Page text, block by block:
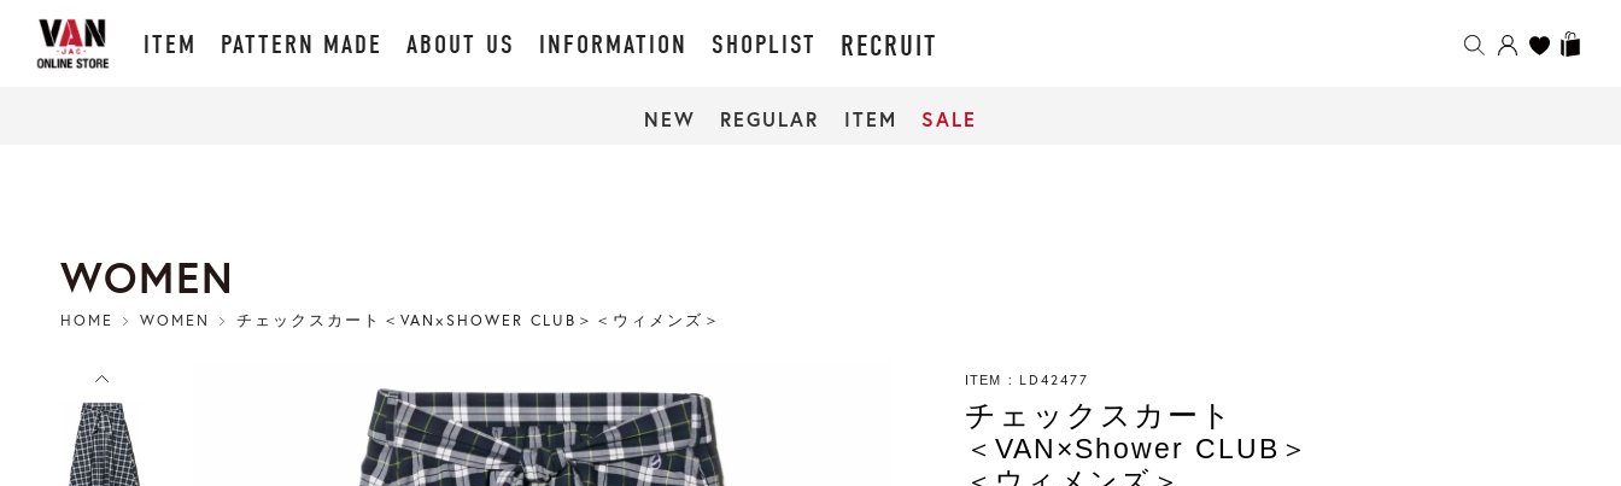
ITEM PATTERN MADE ABOUT US INFORMATION SHOPLIST RECRUIT
NEW REGULAR ITEM SALE
WOMEN
HOME WOMEN チェックスカート＜VAN×SHOWER CLUB＞＜ウィメンズ＞
ITEM LD42477
チェックスカート
＜VAN×Shower CLUB＞